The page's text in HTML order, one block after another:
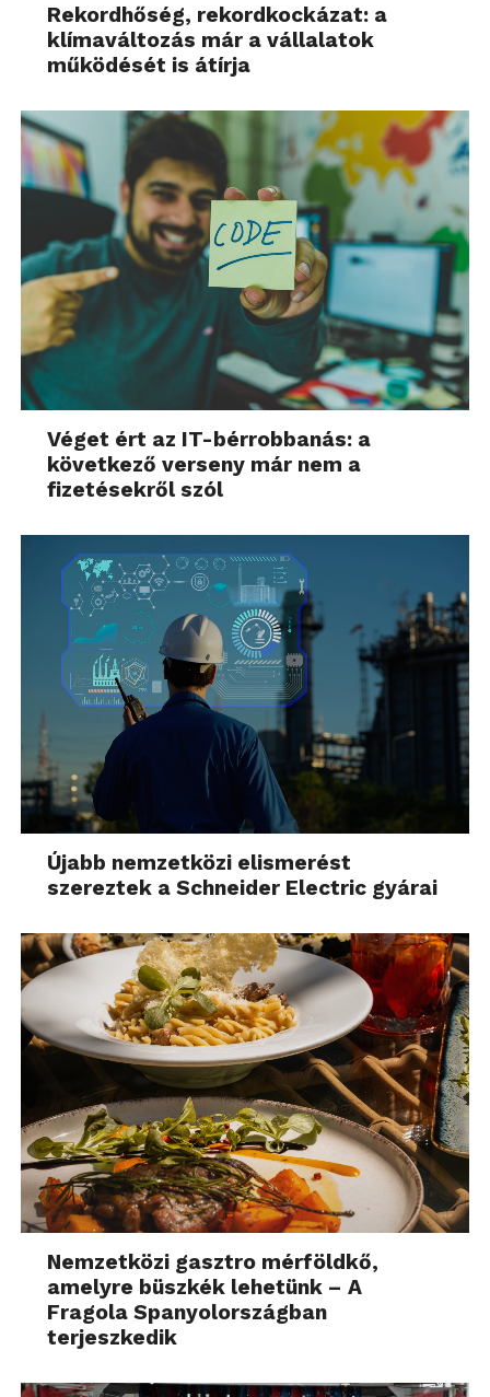
Rekordhőség, rekordkockázat: a
klímaváltozás már a vállalatok
működését is átírja
Véget ért az IT-bérrobbanás: a
következő verseny már nem a
fizetésekről szól
Újabb nemzetközi elismerést
szereztek a Schneider Electric gyárai
Nemzetközi gasztro mérföldkő,
amelyre büszkék lehetünk – A
Fragola Spanyolországban
terjeszkedik